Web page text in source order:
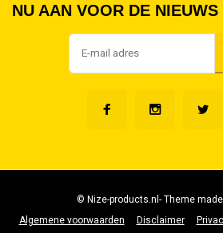
NU AAN VOOR DE
Algemene voorwaarden Disclaimer
© Nize-products.nl- Theme